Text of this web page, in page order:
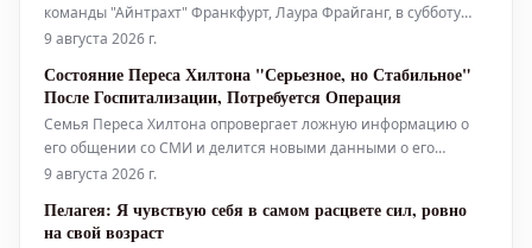
команды "Айнтрахт" Франкфурт, Лаура Фрайганг, в субботу
вывела свою команду на решающий квалификационный
Лаура Фрайганг. Капитан Лаура Фрайганг привел
9 августа 2026 г.
Состояние Переса Хилтона "Серьезное, но Стабильное"
После Госпитализации, Потребуется Операция
Семья Переса Хилтона опровергает ложную информацию о
его общении со СМИ и делится новыми данными о его
состоянии здоровья после недавней тревожной прямой
пишущий о сплетнях знаменитостей, по-прежнему
госпитализирован во Флориде; его состо
9 августа 2026 г.
Пелагея: Я чувствую себя в самом расцвете сил, ровно
на свой возраст